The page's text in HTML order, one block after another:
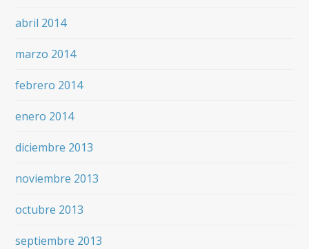
abril 2014
marzo 2014
febrero 2014
enero 2014
diciembre 2013
noviembre 2013
octubre 2013
septiembre 2013